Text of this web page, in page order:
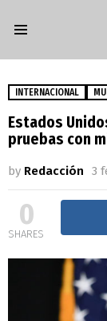
INTERNACIONAL
Estados
pruebas con
by Redacción 3
0
SHARES